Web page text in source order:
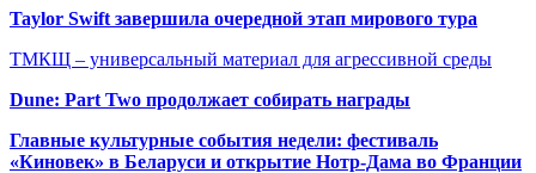
Taylor Swift завершила очередной этап мирового тура
ТМКЩ – универсальный материал для агрессивной среды
Dune: Part Two продолжает собирать награды
Главные культурные события недели: фестиваль
«Киновек» в Беларуси и открытие Нотр-Дама во Франции